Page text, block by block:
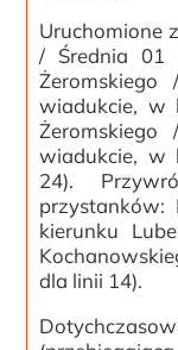
Uruchomione
/ Średnia 01
wiadukcie, w
wiadukcie, w
24).
przystanków:
kierunku
dla linii 14).